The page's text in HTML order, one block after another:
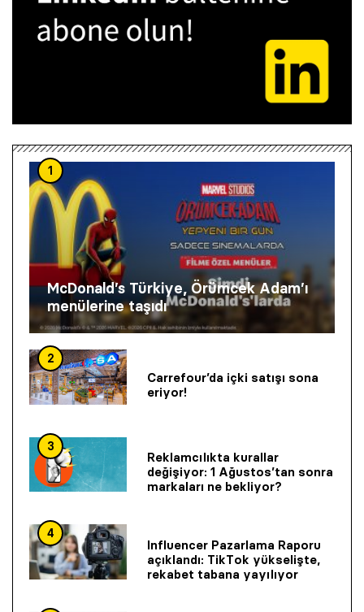
1
McDonald’s Türkiye, Örümcek Adam’ı
menülerine taşıdı
2
Carrefour’da içki satışı sona
eriyor!
3
Reklamcılıkta kurallar
değişiyor: 1 Ağustos’tan sonra
markaları ne bekliyor?
4
Influencer Pazarlama Raporu
açıklandı: TikTok yükselişte,
rekabet tabana yayılıyor